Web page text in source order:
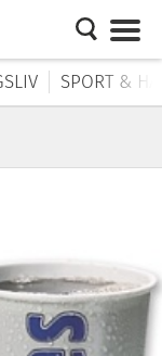
SPORT &